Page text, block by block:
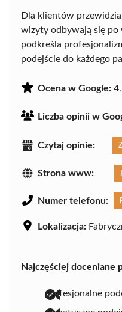
Dla klientów
wizyty odbywają się po
podkreśla
podejście do każdego
Ocena w Google:
Liczba opinii w
Czytaj opinie:
Strona www:
Numer telefonu:
Lokalizacja:
Najczęściej doceniane
profesjonalne